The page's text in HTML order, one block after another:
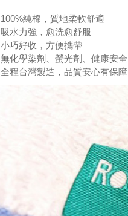
100%純棉，質地柔軟舒適
吸水力強，愈洗愈舒服
小巧好收，方便攜帶
無化學染劑、螢光劑、健康安全
全程台灣製造，品質安心有保障